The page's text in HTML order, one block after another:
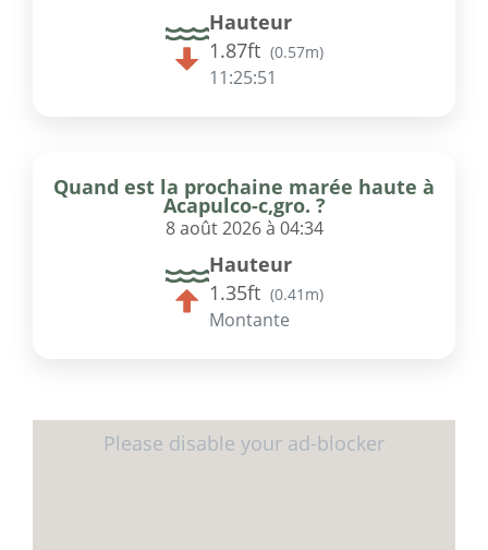
Hauteur
1.87ft (0.57m)
11:25:51
Quand est la prochaine marée haute à
Acapulco-c,gro. ?
8 août 2026 à 04:34
Hauteur
1.35ft (0.41m)
Montante